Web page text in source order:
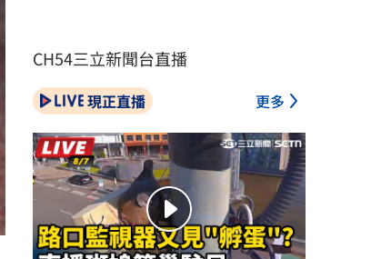
CH54三立新聞台直播
現正直播 更多